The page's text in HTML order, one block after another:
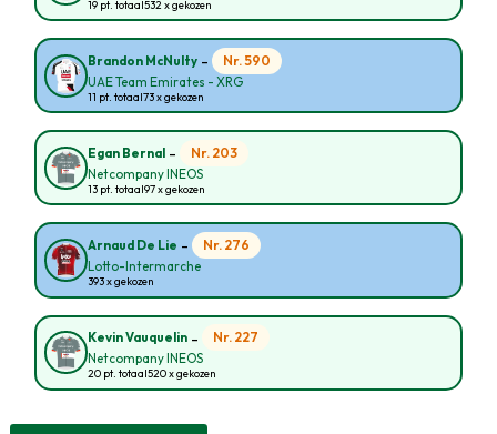
19 pt. totaal532 x gekozen
Brandon McNulty - Nr. 590
UAE Team Emirates - XRG
11 pt. totaal73 x gekozen
Egan Bernal - Nr. 203
Netcompany INEOS
13 pt. totaal97 x gekozen
Arnaud De Lie - Nr. 276
Lotto-Intermarche
393 x gekozen
Kevin Vauquelin - Nr. 227
Netcompany INEOS
20 pt. totaal520 x gekozen